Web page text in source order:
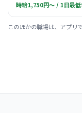
時給1,750円〜 / 1日最
このほかの職場は、アプリ